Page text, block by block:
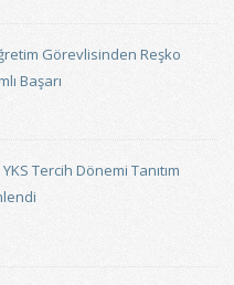
Görevlisinden Reşko
Başarı
Tercih Dönemi Tanıtım